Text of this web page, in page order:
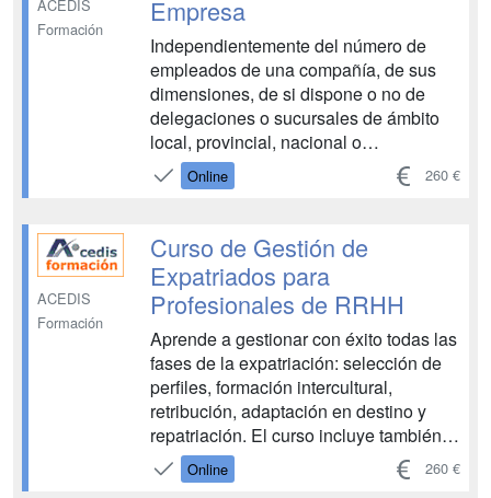
ACEDIS
Formación
Empresa
Independientemente del número de
empleados de una compañía, de sus
dimensiones, de si dispone o no de
delegaciones o sucursales de ámbito
local, provincial, nacional o
internacional, o de si emplea
sofisticados programas de gestión
le resulta especialmente útil contar con
un manual de acogida debidamente
es...
Online 260 €
ACEDIS
Formación
Curso de Gestión de
Expatriados para
Profesionales de RRHH
Aprende a gestionar con éxito todas las
fases de la expatriación: selección de
perfiles, formación intercultural,
retribución, adaptación en destino y
repatriación. El curso incluye también
los aspectos laborales y fiscales clave
en desplazamientos comunitarios y
Online 260 €